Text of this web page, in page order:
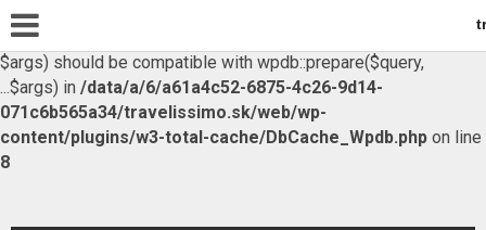
Warning
$args) should be compatible with wpdb::prepare($query,
...$args) in /data/a/6/a61a4c52-6875-4c26-9d14-
071c6b565a34/travelissimo.sk/web/wp-
content/plugins/w3-total-cache/DbCache_Wpdb.php on line
8